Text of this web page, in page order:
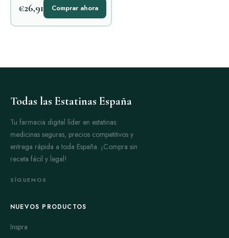
€26,91 Comprar ahora
Todas las Estatinas España
Tu farmacia digital líder en estatinas:
medicinas seguras, precios competitivos y
entrega rápida a toda España. ¡Compra sin
receta fácil y legal!
SÍGUENOS
NUEVOS PRODUCTOS
Inspra